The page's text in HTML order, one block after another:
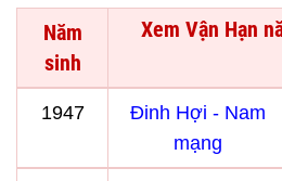
Năm
sinh
Xem Vận Hạn
1947
Đinh Hợi - Nam
mạng